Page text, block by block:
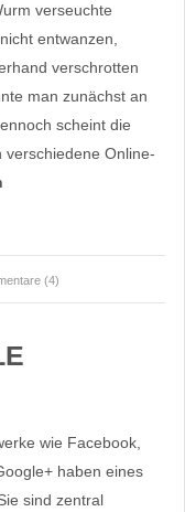
verseuchte
entwanzen,
verschrotten
man zunächst an
scheint die
verschiedene Online-
(4)
wie Facebook,
haben eines
sind zentral